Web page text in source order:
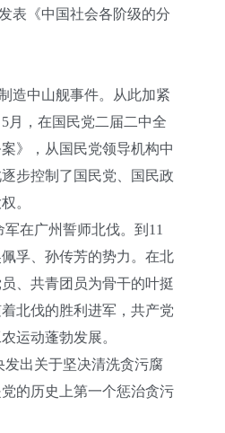
《中国社会各阶级的分
中山舰事件。从此加紧
月，在国民党二届二中全
》，从国民党领导机构中
步控制了国民党、国民政
。
在广州誓师北伐。到11
孚、孙传芳的势力。在北
、共青团员为骨干的叶挺
北伐的胜利进军，共产党
运动蓬勃发展。
出关于坚决清洗贪污腐
的历史上第一个惩治贪污